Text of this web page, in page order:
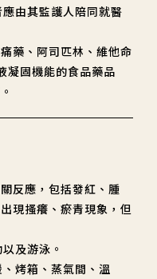
由其監護人陪同就醫
藥、阿司匹林、維他命
凝固機能的食品藥品
反應，包括發紅、腫
現搔癢、瘀青現象，但
及游泳。
烤箱、蒸氣間、溫